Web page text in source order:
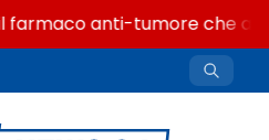
farmaco anti-tumore che